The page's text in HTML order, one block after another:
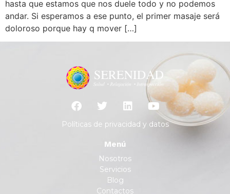
hasta que estamos que nos duele todo y no podemos
andar. Si esperamos a ese punto, el primer masaje será
doloroso porque hay q mover […]
Políticas de privacidad y datos
Menú
Nosotros
Servicios
Blog
Contactos